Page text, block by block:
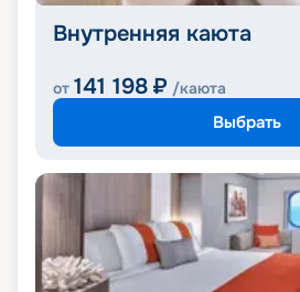
Внутренняя каюта
от 141 198 ₽ /каюта
Выбрать